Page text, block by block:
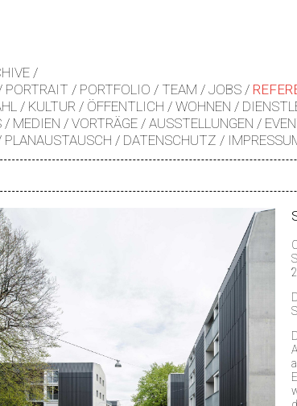
PORTRAIT PORTFOLIO TEAM JOBS
KULTUR ÖFFENTLICH WOHNEN
MEDIEN VORTRÄGE AUSSTELLUNGEN
PLANAUSTAUSCH DATENSCHUTZ